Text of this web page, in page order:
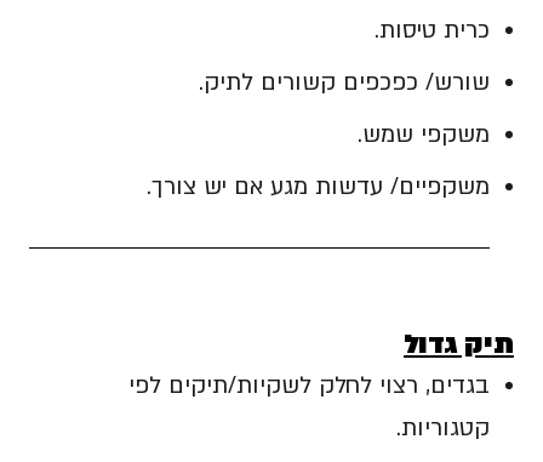
כרית טיסות.
שורש/ כפכפים קשורים לתיק.
משקפי שמש.
משקפיים/ עדשות מגע אם יש צורך.
תיק גדול
בגדים, רצוי לחלק לשקיות/תיקים לפי
קטגוריות.